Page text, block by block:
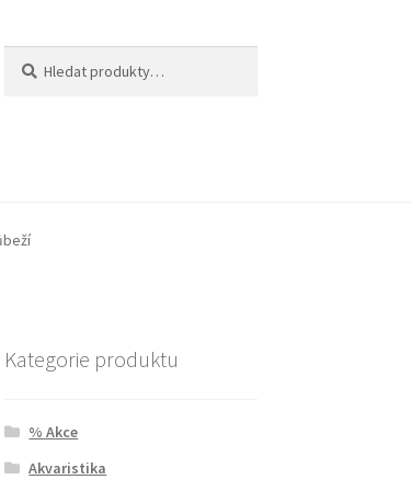
Kategorie produktu
% Akce
Akvaristika